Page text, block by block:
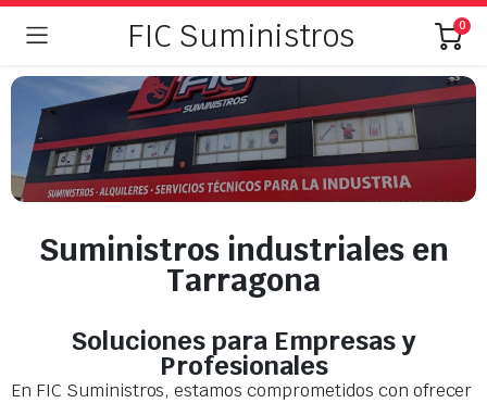
FIC Suministros 0
Suministros industriales en
Tarragona
Soluciones para Empresas y
Profesionales
En FIC Suministros, estamos comprometidos con ofrecer